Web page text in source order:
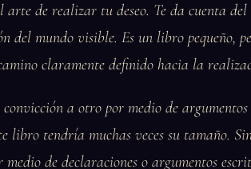
de realizar tu deseo. Te da cuenta del
del mundo visible. Es un libro pequeño,
claramente definido hacia la
a otro por medio de argumentos
libro tendría muchas veces su tamaño.
medio de declaraciones o argumentos